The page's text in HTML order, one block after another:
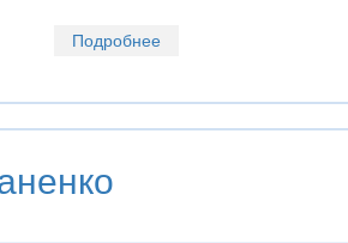
Подробнее